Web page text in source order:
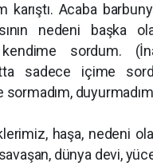
karıştı. Acaba
nedeni başka
sordum.
sadece içime
haşa, nedeni
dünya devi,